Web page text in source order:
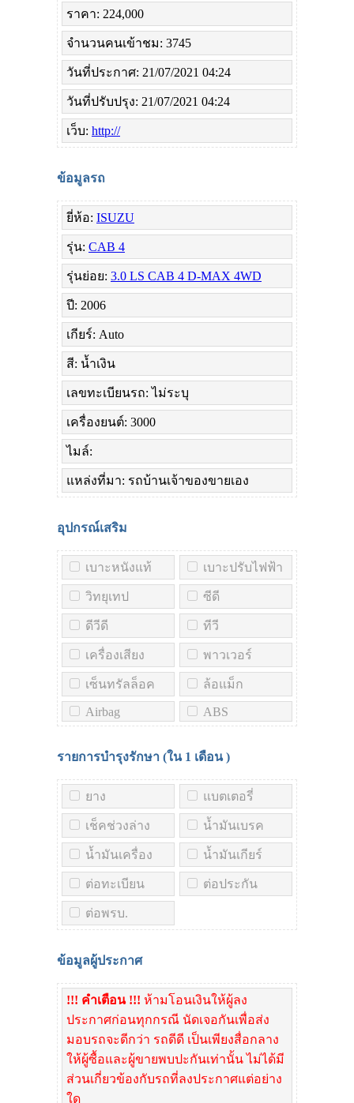
ราคา: 224,000
จำนวนคนเข้าชม: 3745
วันที่ประกาศ: 21/07/2021 04:24
วันที่ปรับปรุง: 21/07/2021 04:24
เว็บ: http://
ข้อมูลรถ
ยี่ห้อ: ISUZU
รุ่น: CAB 4
รุ่นย่อย: 3.0 LS CAB 4 D-MAX 4WD
ปี: 2006
เกียร์: Auto
สี: น้ำเงิน
เลขทะเบียนรถ: ไม่ระบุ
เครื่องยนต์: 3000
ไมล์:
แหล่งที่มา: รถบ้านเจ้าของขายเอง
อุปกรณ์เสริม
เบาะหนังแท้ เบาะปรับไฟฟ้า
วิทยุเทป ซีดี
ดีวีดี ทีวี
เครื่องเสียง พาวเวอร์
เซ็นทรัลล็อค ล้อแม็ก
Airbag ABS
รายการบำรุงรักษา (ใน 1 เดือน)
ยาง แบตเตอรี่
เช็คช่วงล่าง น้ำมันเบรค
น้ำมันเครื่อง น้ำมันเกียร์
ต่อทะเบียน ต่อประกัน
ต่อพรบ.
ข้อมูลผู้ประกาศ
!!! คำเตือน !!! ห้ามโอนเงินให้ผู้ลง
ประกาศก่อนทุกกรณี นัดเจอกันเพื่อส่ง
มอบรถจะดีกว่า รถดีดี เป็นเพียงสื่อกลาง
ให้ผู้ซื้อและผู้ขายพบปะกันเท่านั้น ไม่ได้มี
ส่วนเกี่ยวข้องกับรถที่ลงประกาศแต่อย่าง
ใด